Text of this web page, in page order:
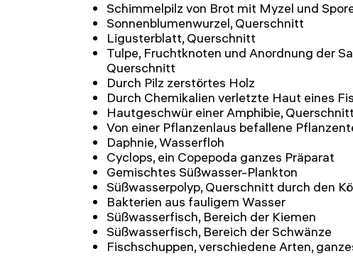
Schimmelpilz von Brot mit Myzel und
Sonnenblumenwurzel, Querschnitt
Ligusterblatt, Querschnitt
Tulpe, Fruchtknoten und Anordnung der
Querschnitt
Durch Pilz zerstörtes Holz
Durch Chemikalien verletzte Haut eines
Hautgeschwür einer Amphibie, Querschnitt
Von einer Pflanzenlaus befallene
Daphnie, Wasserfloh
Cyclops, ein Copepoda ganzes Präparat
Gemischtes Süßwasser-Plankton
Süßwasserpolyp, Querschnitt durch den
Bakterien aus fauligem Wasser
Süßwasserfisch, Bereich der Kiemen
Süßwasserfisch, Bereich der Schwänze
Fischschuppen, verschiedene Arten,